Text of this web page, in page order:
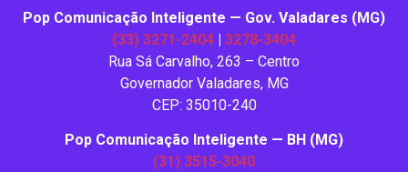
Pop Comunicação Inteligente — Gov. Valadares (MG)
(33) 3271-2404 | 3278-3404
Rua Sá Carvalho, 263 – Centro
Governador Valadares, MG
CEP: 35010-240
Pop Comunicação Inteligente — BH (MG)
(31) 3515-3040